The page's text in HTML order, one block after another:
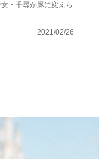
宮崎駿監督による長編アニメーション映画『千と千尋の神隠し』は、10才の少女・千尋が豚に変えられてし...
2021/02/26